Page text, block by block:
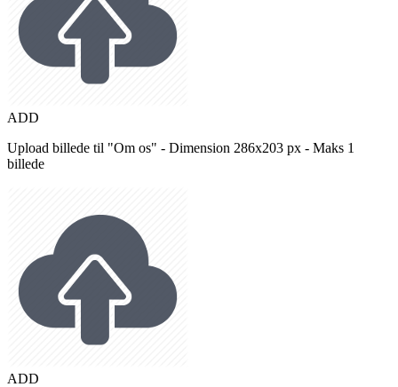
ADD
Upload billede til "Om os" - Dimension 286x203 px - Maks 1
billede
ADD